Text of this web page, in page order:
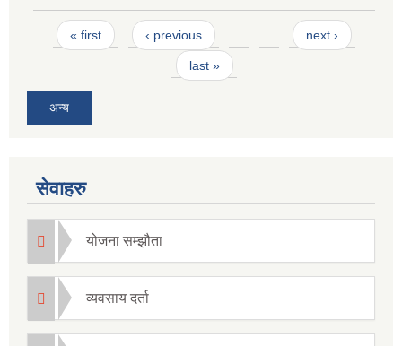
Pages
« first ‹ previous … … next ›
last »
अन्य
सेवाहरु
योजना सम्झौता
व्यवसाय दर्ता